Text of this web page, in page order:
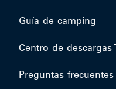
Guía de camping
Centro de descargas
Preguntas